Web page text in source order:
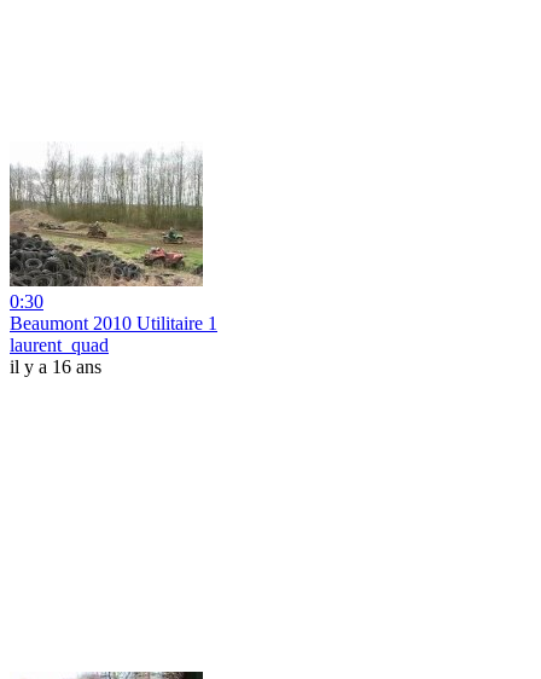
0:30
Beaumont 2010 Utilitaire 1
laurent_quad
il y a 16 ans